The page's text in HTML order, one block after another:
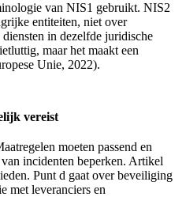
van NIS1 gebruikt. NIS2
entiteiten, niet over
in dezelfde juridische
maar het maakt een
Unie, 2022).
vereist
moeten passend en
incidenten beperken. Artikel
Punt d gaat over beveiliging
met leveranciers en